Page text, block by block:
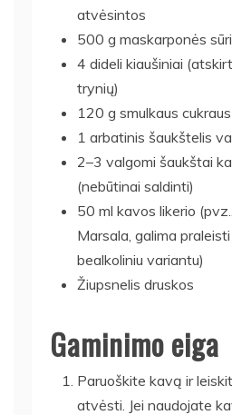
atvėsintos
500 g maskarponės
4 dideli kiaušiniai
trynių)
120 g smulkaus cukraus
1 arbatinis šaukštelis
2–3 valgomi šaukštai
(nebūtinai saldinti)
50 ml kavos likerio
Marsala, galima
bealkoliniu variantu)
Žiupsnelis druskos
Gaminimo eiga
Paruoškite kavą ir
atvėsti. Jei naudojate